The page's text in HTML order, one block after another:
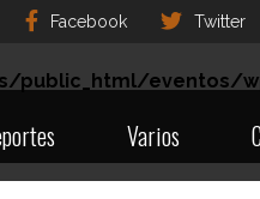
Facebook Twitter
public_html/eventos/
Varios